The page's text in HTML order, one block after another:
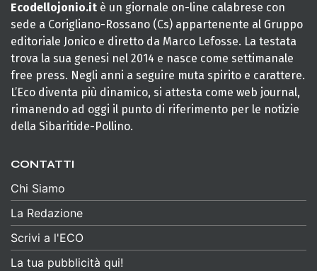
Ecodellojonio.it è un giornale on-line calabrese con
sede a Corigliano-Rossano (Cs) appartenente al Gruppo
editoriale Jonico e diretto da Marco Lefosse. La testata
trova la sua genesi nel 2014 e nasce come settimanale
free press. Negli anni a seguire muta spirito e carattere.
L’Eco diventa più dinamico, si attesta come web journal,
rimanendo ad oggi il punto di riferimento per le notizie
della Sibaritide-Pollino.
CONTATTI
Chi Siamo
La Redazione
Scrivi a l'ECO
La tua pubblicità qui!